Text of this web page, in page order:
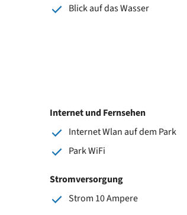
Blick auf das Wasser
Internet und Fernsehen
Internet Wlan auf dem Park
Park WiFi
Stromversorgung
Strom 10 Ampere